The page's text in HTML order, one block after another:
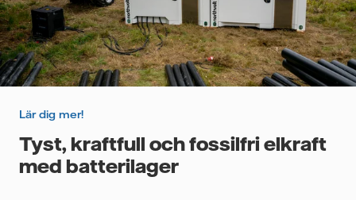
Lär dig mer!
Tyst, kraftfull och fossilfri elkraft
med batterilager